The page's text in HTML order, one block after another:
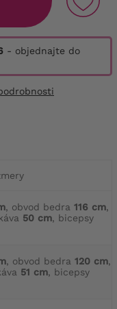
- objednajte do
, obvod bedra 116 cm,
50 cm, bicepsy
, obvod bedra 120 cm,
51 cm, bicepsy